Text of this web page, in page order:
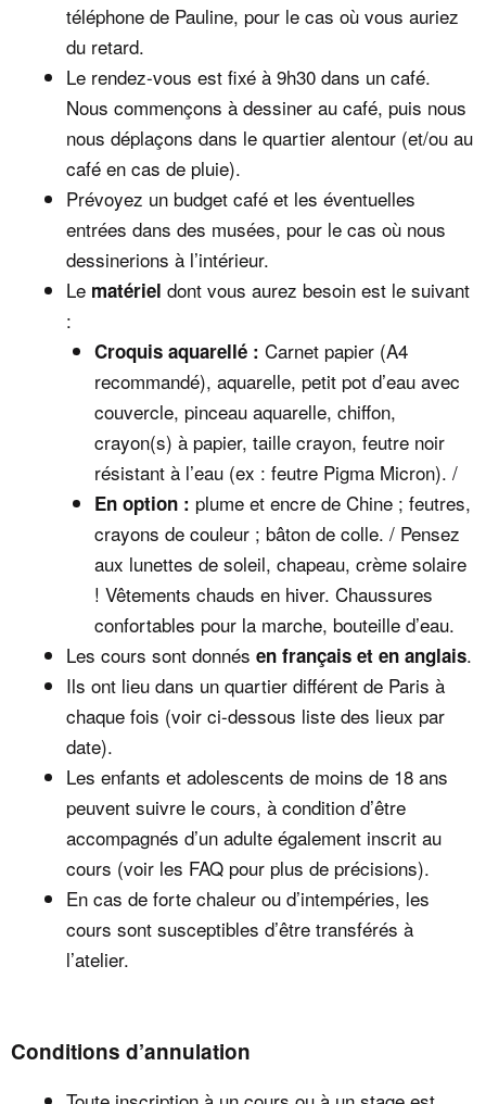
téléphone de Pauline, pour le cas où vous auriez
du retard.
Le rendez-vous est fixé à 9h30 dans un café.
Nous commençons à dessiner au café, puis nous
nous déplaçons dans le quartier alentour (et/ou au
café en cas de pluie).
Prévoyez un budget café et les éventuelles
entrées dans des musées, pour le cas où nous
dessinerions à l’intérieur.
Le matériel dont vous aurez besoin est le suivant
:
Croquis aquarellé : Carnet papier (A4
recommandé), aquarelle, petit pot d’eau avec
couvercle, pinceau aquarelle, chiffon,
crayon(s) à papier, taille crayon, feutre noir
résistant à l’eau (ex : feutre Pigma Micron). /
En option : plume et encre de Chine ; feutres,
crayons de couleur ; bâton de colle. / Pensez
aux lunettes de soleil, chapeau, crème solaire
! Vêtements chauds en hiver. Chaussures
confortables pour la marche, bouteille d’eau.
Les cours sont donnés en français et en anglais.
Ils ont lieu dans un quartier différent de Paris à
chaque fois (voir ci-dessous liste des lieux par
date).
Les enfants et adolescents de moins de 18 ans
peuvent suivre le cours, à condition d’être
accompagnés d’un adulte également inscrit au
cours (voir les FAQ pour plus de précisions).
En cas de forte chaleur ou d’intempéries, les
cours sont susceptibles d’être transférés à
l’atelier.
Conditions d’annulation